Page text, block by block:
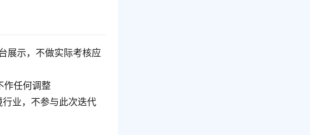
展示，不做实际考核应
作任何调整
业，不参与此次迭代